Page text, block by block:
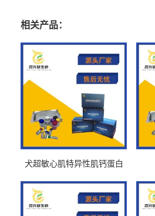
相关产品：
犬超敏心肌特异性肌钙蛋白